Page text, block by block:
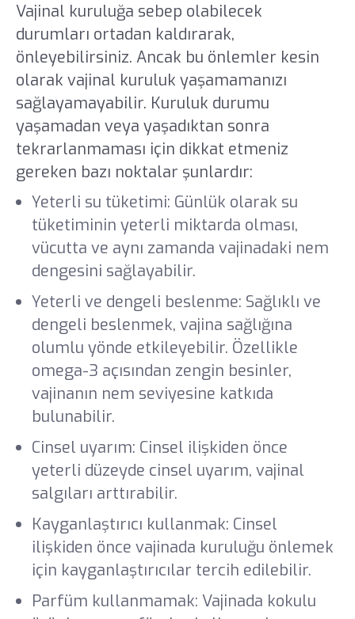
Vajinal kuruluğa sebep olabilecek
durumları ortadan kaldırarak,
önleyebilirsiniz. Ancak bu önlemler kesin
olarak vajinal kuruluk yaşamamanızı
sağlayamayabilir. Kuruluk durumu
yaşamadan veya yaşadıktan sonra
tekrarlanmaması için dikkat etmeniz
gereken bazı noktalar şunlardır:
Yeterli su tüketimi: Günlük olarak su
tüketiminin yeterli miktarda olması,
vücutta ve aynı zamanda vajinadaki nem
dengesini sağlayabilir.
Yeterli ve dengeli beslenme: Sağlıklı ve
dengeli beslenmek, vajina sağlığına
olumlu yönde etkileyebilir. Özellikle
omega-3 açısından zengin besinler,
vajinanın nem seviyesine katkıda
bulunabilir.
Cinsel uyarım: Cinsel ilişkiden önce
yeterli düzeyde cinsel uyarım, vajinal
salgıları arttırabilir.
Kayganlaştırıcı kullanmak: Cinsel
ilişkiden önce vajinada kuruluğu önlemek
için kayganlaştırıcılar tercih edilebilir.
Parfüm kullanmamak: Vajinada kokulu